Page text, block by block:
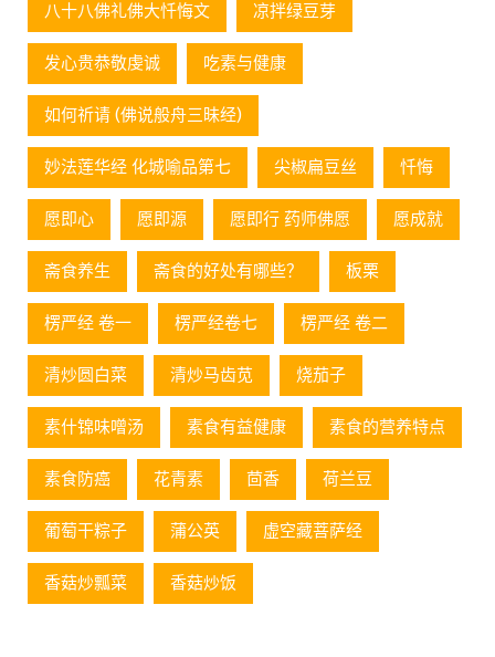
八十八佛礼佛大忏悔文 凉拌绿豆芽
发心贵恭敬虔诚 吃素与健康
如何祈请 (佛说般舟三昧经)
妙法莲华经 化城喻品第七 尖椒扁豆丝 忏悔
愿即心 愿即源 愿即行 药师佛愿 愿成就
斋食养生 斋食的好处有哪些？ 板栗
楞严经 卷一 楞严经卷七 楞严经 卷二
清炒圆白菜 清炒马齿苋 烧茄子
素什锦味噌汤 素食有益健康 素食的营养特点
素食防癌 花青素 茴香 荷兰豆
葡萄⼲粽⼦ 蒲公英 虚空藏菩萨经
香菇炒瓢菜 香菇炒饭